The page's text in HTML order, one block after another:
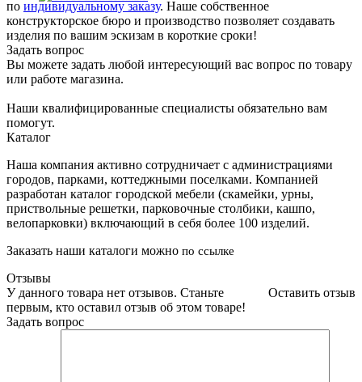
по индивидуальному заказу. Наше собственное
конструкторское бюро и производство позволяет создавать
изделия по вашим эскизам в короткие сроки!
Задать вопрос
Вы можете задать любой интересующий вас вопрос по товару
или работе магазина.
Наши квалифицированные специалисты обязательно вам
помогут.
Каталог
Наша компания активно сотрудничает с администрациями
городов, парками, коттеджными поселками. Компанией
разработан каталог городской мебели (скамейки, урны,
приствольные решетки, парковочные столбики, кашпо,
велопарковки) включающий в себя более 100 изделий.
Заказать наши каталоги можно по ссылке
Отзывы
Оставить отзыв
У данного товара нет отзывов. Станьте
первым, кто оставил отзыв об этом товаре!
Задать вопрос